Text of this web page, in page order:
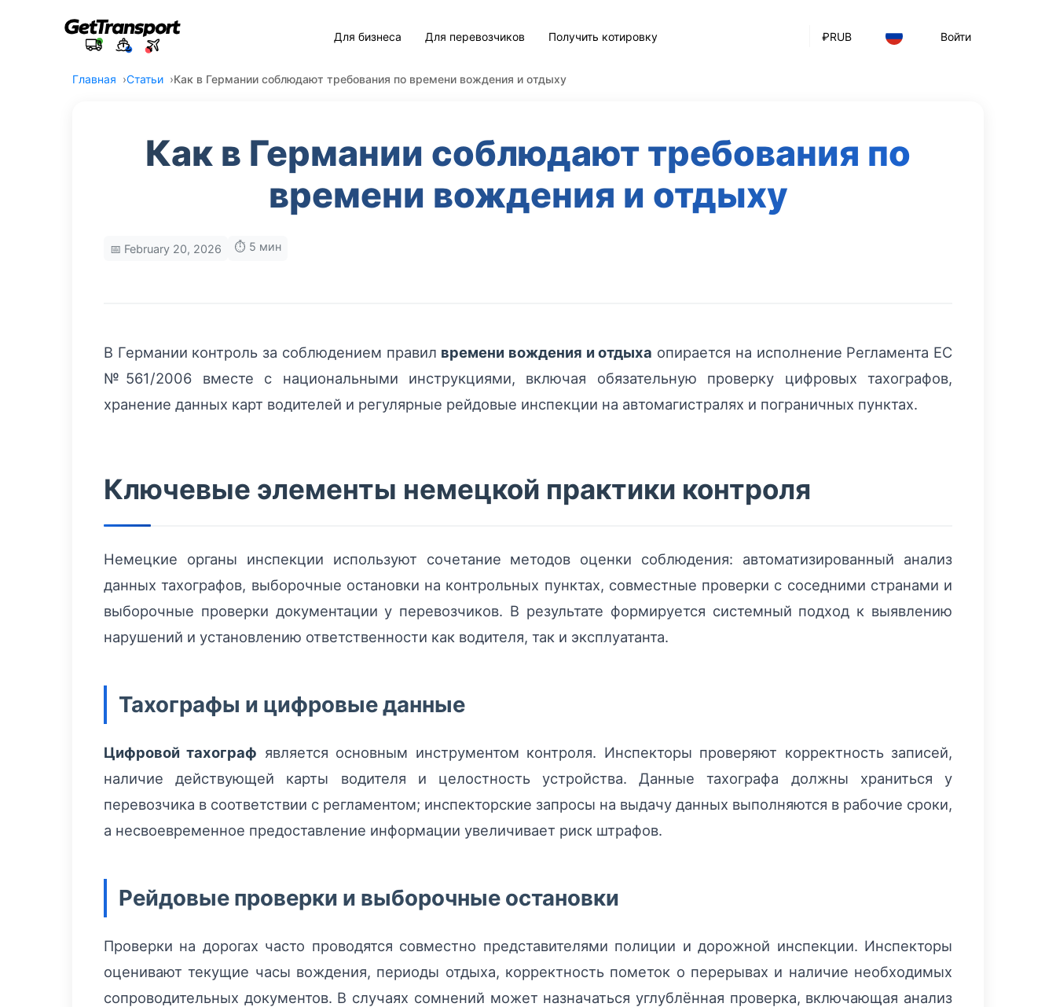
₽RUB Войти
Для бизнеса Для перевозчиков Получить котировку
Главная Статьи Как в Германии соблюдают требования по времени вождения и отдыху
Как в Германии соблюдают требования по
времени вождения и отдыху
📅 February 20, 2026 ⏱️ 5 мин
В Германии контроль за соблюдением правил времени вождения и отдыха опирается на исполнение Регламента ЕС
№561/2006 вместе с национальными инструкциями, включая обязательную проверку цифровых тахографов,
хранение данных карт водителей и регулярные рейдовые инспекции на автомагистралях и пограничных пунктах.
Ключевые элементы немецкой практики контроля
Немецкие органы инспекции используют сочетание методов оценки соблюдения: автоматизированный анализ
данных тахографов, выборочные остановки на контрольных пунктах, совместные проверки с соседними странами и
выборочные проверки документации у перевозчиков. В результате формируется системный подход к выявлению
нарушений и установлению ответственности как водителя, так и эксплуатанта.
Тахографы и цифровые данные
Цифровой тахограф является основным инструментом контроля. Инспекторы проверяют корректность записей,
наличие действующей карты водителя и целостность устройства. Данные тахографа должны храниться у
перевозчика в соответствии с регламентом; инспекторские запросы на выдачу данных выполняются в рабочие сроки,
а несвоевременное предоставление информации увеличивает риск штрафов.
Рейдовые проверки и выборочные остановки
Проверки на дорогах часто проводятся совместно представителями полиции и дорожной инспекции. Инспекторы
оценивают текущие часы вождения, периоды отдыха, корректность пометок о перерывах и наличие необходимых
сопроводительных документов. В случаях сомнений может назначаться углублённая проверка, включающая анализ